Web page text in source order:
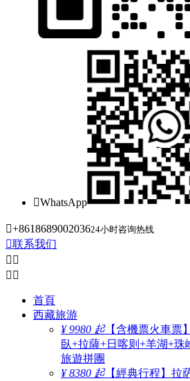
WhatsApp
+861868900203624小时咨询热线
联系我们
 
 
首頁
西藏旅游
¥ 9980 起【含機票火車票
臥+拉薩+日喀则+羊湖+珠
旅遊拼團
¥ 8380 起【經典行程】拉